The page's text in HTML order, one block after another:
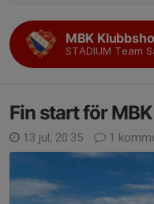
MBK
STADIUM Team
Fin start för
13 jul, 20:35 1